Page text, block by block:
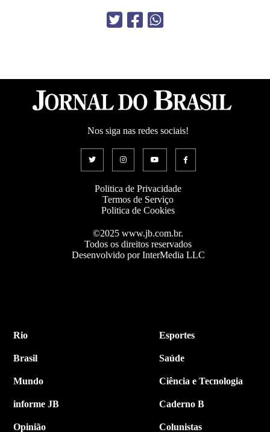
Nos siga nas redes sociais!
Politica de Privacidade
Termos de Serviço
Politica de Cookies
©2025 www.jb.com.br.
Todos os direitos reservados
Desenvolvido por InterMedia LLC
Rio
Brasil
Mundo
informe JB
Opinião
Esportes
Saúde
Ciência e Tecnologia
Caderno B
Colunistas